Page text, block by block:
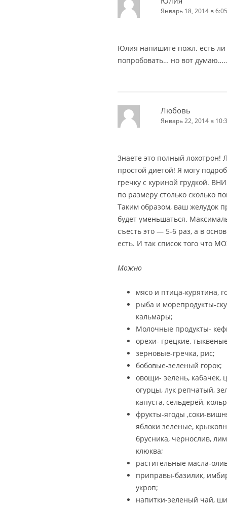
Январь 18, 2014 в
Юлия напишите пожл. есть ли
попробовать… но вот
Любовь
Январь 22, 2014 в
Знаете это полный лохотрон!
простой диетой! Я могу
гречку с куриной грудкой.
по размеру столько сколько
Таким образом, ваш желудок
будет уменьшаться.
съесть это — 5-6 раз, а в
есть. И так список того что
Можно
мясо и птица-курятина,
рыба и морепродукты-
кальмары;
Молочные продукты-
орехи- грецкие,
зерновые-гречка, рис;
бобовые-зеленый горох;
овощи- зелень, кабачек,
огурцы, лук репчатый,
капуста, сельдерей,
фрукты-ягоды ,соки-
яблоки зеленые,
брусника, чернослив,
клюква;
растительные масла-
приправы-базилик,
укроп;
напитки-зеленый чай,